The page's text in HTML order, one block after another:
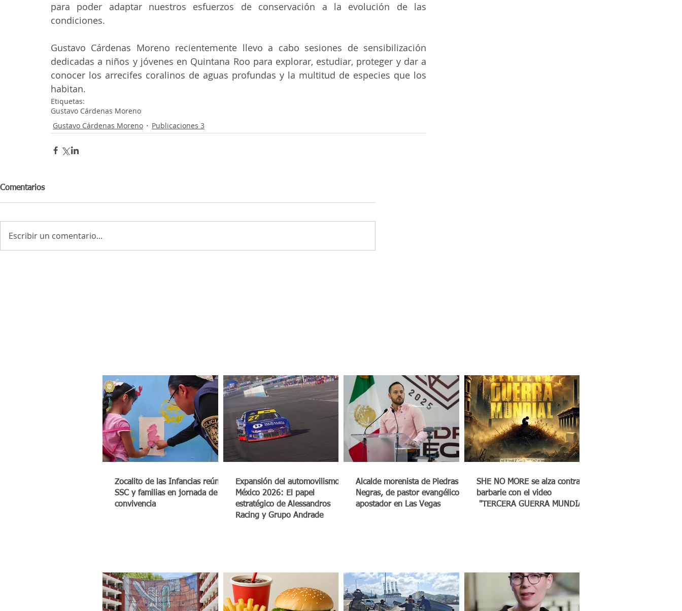
para poder adaptar nuestros esfuerzos de conservación a la evolución de las
condiciones.
Gustavo Cárdenas Moreno recientemente llevo a cabo sesiones de sensibilización
dedicadas a niños y jóvenes en Quintana Roo para explorar, estudiar, proteger y dar a
conocer los arrecifes coralinos de aguas profundas y la multitud de especies que los
habitan.
Etiquetas:
Gustavo Cárdenas Moreno
Gustavo Cárdenas Moreno
Publicaciones 3
Comentarios
Escribir un comentario...
Zocalito de las Infancias reúne a
SSC y familias en jornada de
convivencia
Expansión del automovilismo en
México 2026: El papel
estratégico de Alessandros
Racing y Grupo Andrade
Alcalde morenista de Piedras
Negras, de pastor evangélico a
apostador en Las Vegas
SHE NO MORE se alza contra la
barbarie con el video
"TERCERA GUERRA MUNDIAL"